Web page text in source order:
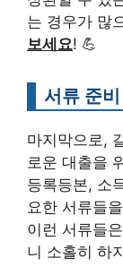
는 경우가 많
보세요! 💪
서류 준비
마지막으로,
로운 대출을
등록등본, 소
요한 서류들
이런 서류들
니 소홀히 하